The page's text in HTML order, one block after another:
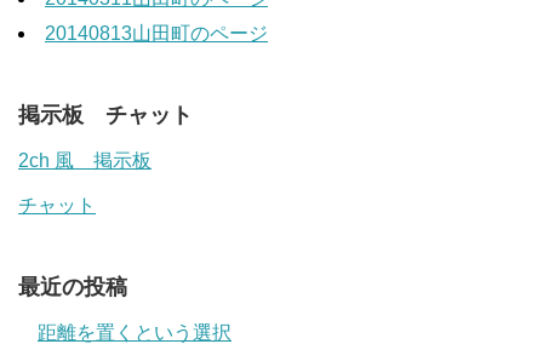
20140813山田町のページ
掲示板 チャット
2ch 風 掲示板
チャット
最近の投稿
距離を置くという選択